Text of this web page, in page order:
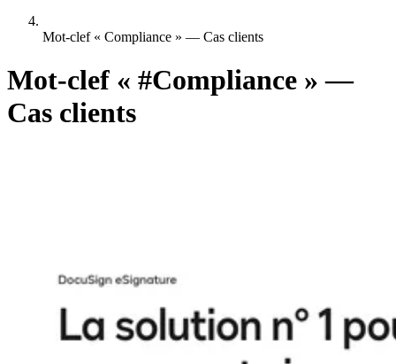
Mot-clef « Compliance » — Cas clients
Mot-clef « #Compliance » —
Cas clients